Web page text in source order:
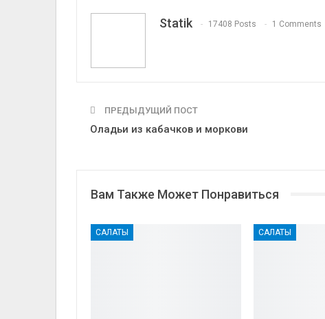
Statik 17408 Posts 1 Comments
ПРЕДЫДУЩИЙ ПОСТ
Оладьи из кабачков и моркови
Вам Также Может Понравиться
САЛАТЫ САЛАТЫ